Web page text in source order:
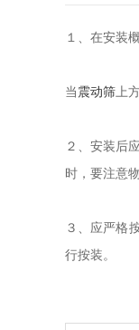
１、在安装
当震动筛 上
２、安装后
时，要注意
３、应严格
行按装。